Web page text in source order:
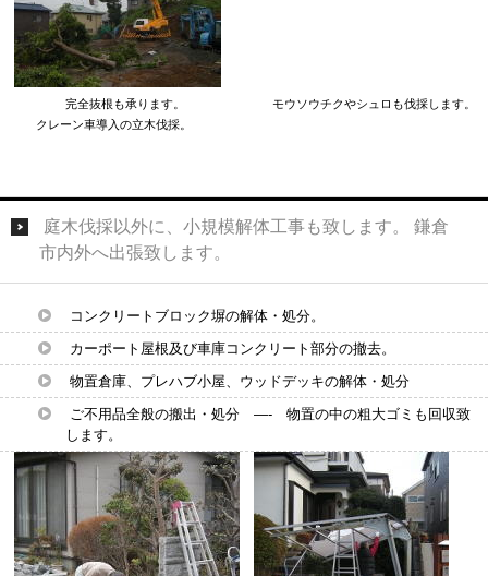
完全抜根も承ります。 モウソウチクやシュロも伐採します。
クレーン車導入の立木伐採。
庭木伐採以外に、小規模解体工事も致します。 鎌倉
市内外へ出張致します。
コンクリートブロック塀の解体・処分。
カーポート屋根及び車庫コンクリート部分の撤去。
物置倉庫、プレハブ小屋、ウッドデッキの解体・処分
ご不用品全般の搬出・処分 —- 物置の中の粗大ゴミも回収致
します。